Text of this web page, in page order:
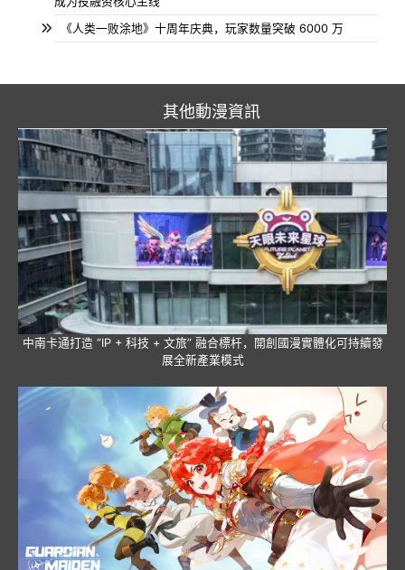
《人类一败涂地》十周年庆典，玩家数量突破 6000 万
其他動漫資訊
中南卡通打造 “IP + 科技 + 文旅” 融合標杆，開創國漫實體化可持續發
展全新產業模式